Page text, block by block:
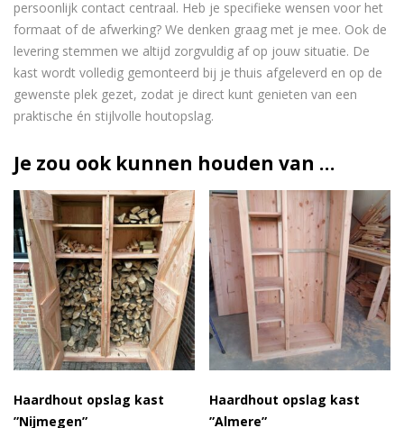
persoonlijk contact centraal. Heb je specifieke wensen voor het
formaat of de afwerking? We denken graag met je mee. Ook de
levering stemmen we altijd zorgvuldig af op jouw situatie. De
kast wordt volledig gemonteerd bij je thuis afgeleverd en op de
gewenste plek gezet, zodat je direct kunt genieten van een
praktische én stijlvolle houtopslag.
Je zou ook kunnen houden van …
Haardhout opslag kast
”Nijmegen”
Haardhout opslag kast
”Almere”